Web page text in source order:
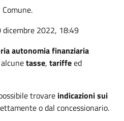
dicembre 2022, 18:49
autonomia finanziaria
tasse, tariffeed
trovare indicazioni sui
o dal concessionario.